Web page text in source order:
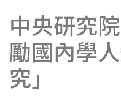
中央研究
勵國內學
究」